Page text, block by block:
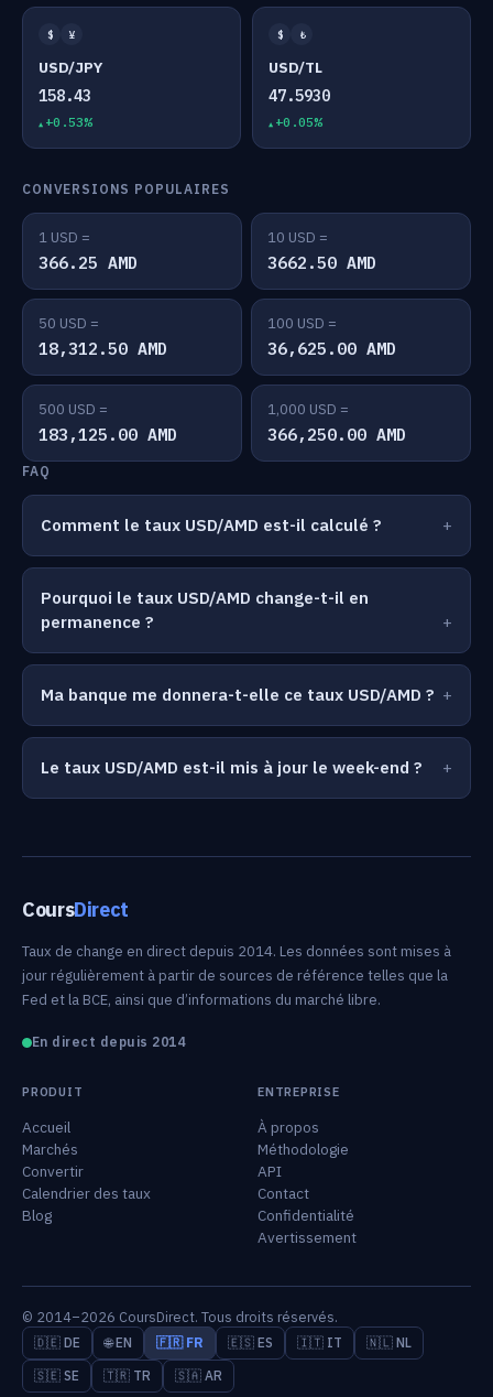
$ ¥
USD/JPY
158.43
+0.53%
$ ₺
USD/TL
47.5930
+0.05%
CONVERSIONS POPULAIRES
1 USD =
366.25 AMD
10 USD =
3662.50 AMD
50 USD =
18,312.50 AMD
100 USD =
36,625.00 AMD
500 USD =
183,125.00 AMD
1,000 USD =
366,250.00 AMD
FAQ
Comment le taux USD/AMD est-il calculé ?
Pourquoi le taux USD/AMD change-t-il en
permanence ?
Ma banque me donnera-t-elle ce taux USD/AMD ?
Le taux USD/AMD est-il mis à jour le week-end ?
CoursDirect
Taux de change en direct depuis 2014. Les données sont mises à
jour régulièrement à partir de sources de référence telles que la
Fed et la BCE, ainsi que d’informations du marché libre.
En direct depuis 2014
PRODUIT
Accueil
Marchés
Convertir
Calendrier des taux
Blog
ENTREPRISE
À propos
Méthodologie
API
Contact
Confidentialité
Avertissement
© 2014–2026 CoursDirect. Tous droits réservés.
🇩🇪 DE 🌐 EN 🇫🇷 FR 🇪🇸 ES 🇮🇹 IT
🇳🇱 NL
🇸🇪 SE
🇹🇷 TR 🇸🇦 AR